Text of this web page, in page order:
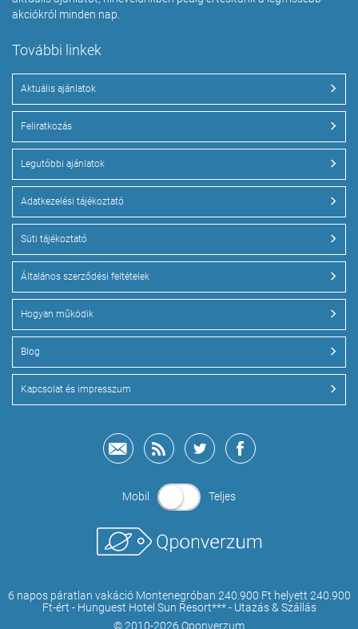
akciókról minden nap.
További linkek
Aktuális ajánlatok
Feliratkozás
Legutóbbi ajánlatok
Adatkezelési tájékoztató
Süti tájékoztató
Általános szerződési feltételek
Hogyan működik
Blog
Kapcsolat és impresszum
Mobil Teljes
6 napos páratlan vakáció Montenegróban 240.900 Ft helyett 240.900
Ft-ért - Hunguest Hotel Sun Resort*** - Utazás & Szállás
© 2010-2026 Qponverzum